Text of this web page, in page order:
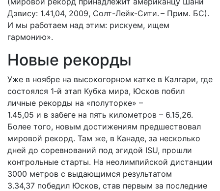
Дэвису: 1.41,04, 2009, Солт-Лейк-Сити. – Прим. БС).
И мы работаем над этим: рис­куем, ищем
гармонию».
Новые рекорды
Уже в ноябре на высокогорном катке в Калгари, где
состоялся 1‑й этап Кубка мира, Юсков побил
личные рекорды на «полуторке» –
1.45,05 и в забеге на пять километров – 6.15,26.
Более того, новым достижениям предшествовал
мировой рекорд. Там же, в Канаде, за несколько
дней до соревнований под эгидой ISU, прошли
контрольные старты. На неолимпийской дистанции
3000 метров с выдающимся результатом
3.34,37 победил Юсков, став первым за последние